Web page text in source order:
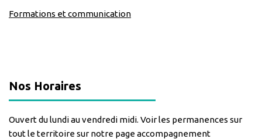
Formations et communication
Nos Horaires
Ouvert du lundi au vendredi midi. Voir les permanences sur
tout le territoire sur notre page accompagnement